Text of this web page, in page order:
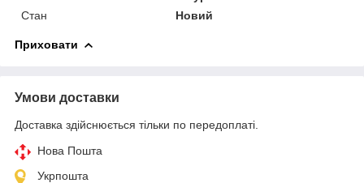
Стан
Новий
Приховати
Умови доставки
Доставка здійснюється тільки по передоплаті.
Нова Пошта
Укрпошта